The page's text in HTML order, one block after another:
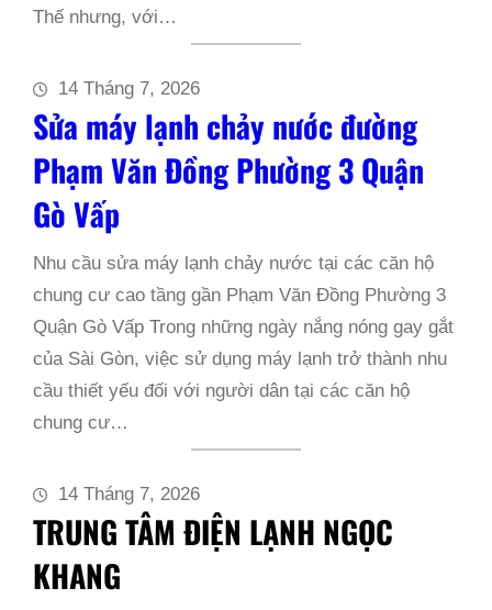
Thế nhưng, với…
14 Tháng 7, 2026
Sửa máy lạnh chảy nước đường
Phạm Văn Đồng Phường 3 Quận
Gò Vấp
Nhu cầu sửa máy lạnh chảy nước tại các căn hộ
chung cư cao tầng gần Phạm Văn Đồng Phường 3
Quận Gò Vấp Trong những ngày nắng nóng gay gắt
của Sài Gòn, việc sử dụng máy lạnh trở thành nhu
cầu thiết yếu đối với người dân tại các căn hộ
chung cư…
14 Tháng 7, 2026
TRUNG TÂM ĐIỆN LẠNH NGỌC
KHANG